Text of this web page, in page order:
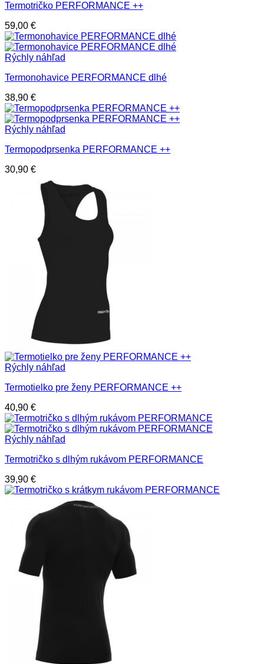
Termotričko PERFORMANCE ++
59,00 €
Rýchly náhľad
Termonohavice PERFORMANCE dlhé
38,90 €
Rýchly náhľad
Termopodprsenka PERFORMANCE ++
30,90 €
Rýchly náhľad
Termotielko pre ženy PERFORMANCE ++
40,90 €
Rýchly náhľad
Termotričko s dlhým rukávom PERFORMANCE
39,90 €